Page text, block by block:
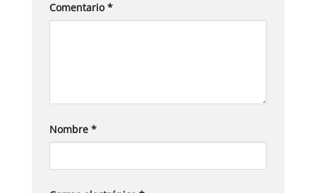
Comentario*
Nombre *